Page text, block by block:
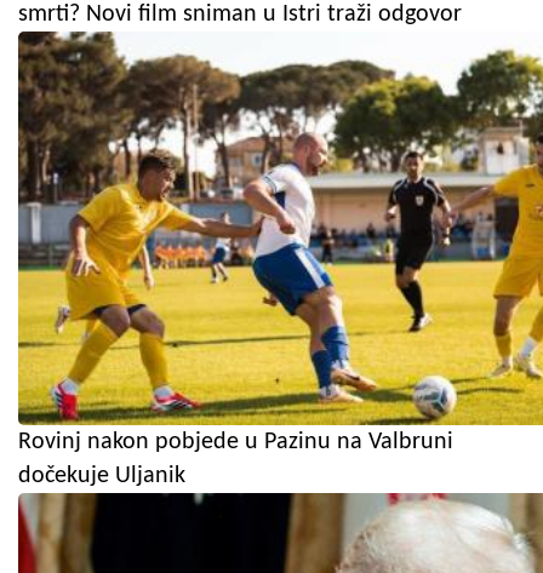
smrti? Novi film sniman u Istri traži odgovor
Rovinj nakon pobjede u Pazinu na Valbruni
dočekuje Uljanik